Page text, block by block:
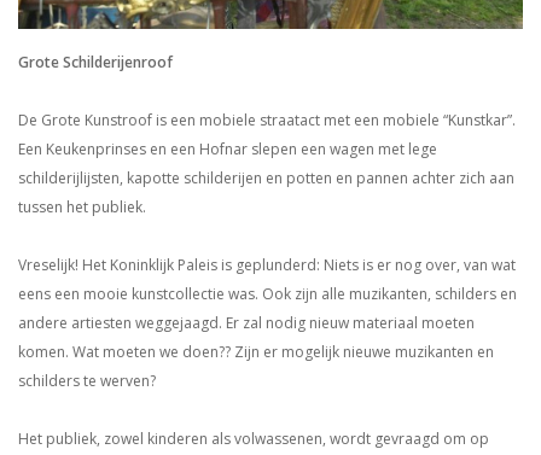
Grote Schilderijenroof
De Grote Kunstroof is een mobiele straatact met een mobiele “Kunstkar”.
Een Keukenprinses en een Hofnar slepen een wagen met lege
schilderijlijsten, kapotte schilderijen en potten en pannen achter zich aan
tussen het publiek.
Vreselijk! Het Koninklijk Paleis is geplunderd: Niets is er nog over, van wat
eens een mooie kunstcollectie was. Ook zijn alle muzikanten, schilders en
andere artiesten weggejaagd. Er zal nodig nieuw materiaal moeten
komen. Wat moeten we doen?? Zijn er mogelijk nieuwe muzikanten en
schilders te werven?
Het publiek, zowel kinderen als volwassenen, wordt gevraagd om op